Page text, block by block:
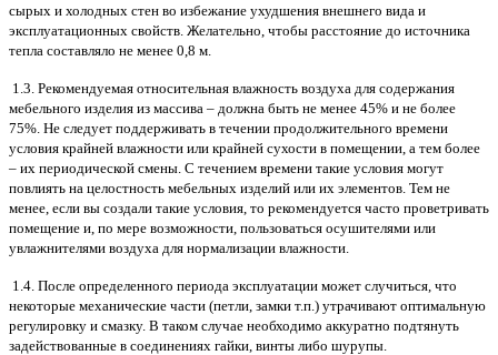
сырых и холодных стен во избежание ухудшения внешнего вида и
эксплуатационных свойств. Желательно, чтобы расстояние до источника
тепла составляло не менее 0,8 м.
1.3. Рекомендуемая относительная влажность воздуха для содержания
мебельного изделия из массива – должна быть не менее 45% и не более
75%. Не следует поддерживать в течении продолжительного времени
условия крайней влажности или крайней сухости в помещении, а тем более
– их периодической смены. С течением времени такие условия могут
повлиять на целостность мебельных изделий или их элементов. Тем не
менее, если вы создали такие условия, то рекомендуется часто проветривать
помещение и, по мере возможности, пользоваться осушителями или
увлажнителями воздуха для нормализации влажности.
1.4. После определенного периода эксплуатации может случиться, что
некоторые механические части (петли, замки т.п.) утрачивают оптимальную
регулировку и смазку. В таком случае необходимо аккуратно подтянуть
задействованные в соединениях гайки, винты либо шурупы.